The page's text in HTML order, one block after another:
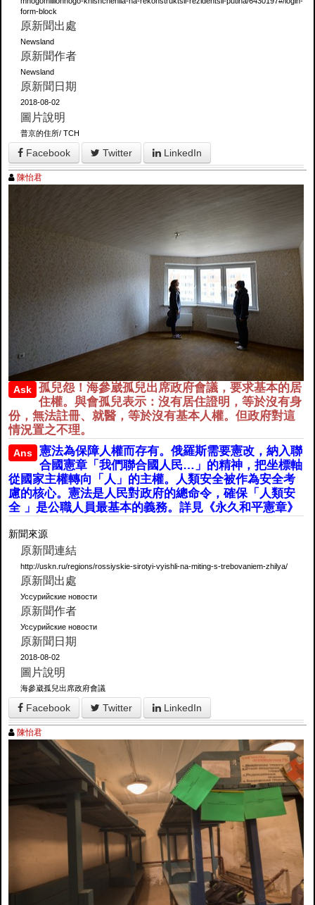
form-block
原新聞出處
Newsland
原新聞作者
Newsland
原新聞日期
2018-08-02
圖片說明
普京的住所/ ТСН
Facebook Twitter LinkedIn
陳怡君
Ask
孤兒怨！海參崴孤兒出席政府會議，要求基本的居
住權。與會孤兒表示：沒有居住證明，等於沒有身
份，無法註冊、就醫，等於沒有基本人權。但政府對這
情況置之不理。
Ans
憲法為保障人權而存有。俄羅斯需要憲改，納入聯
合國憲章「我們聯合國人民…」的精神，把坐標軸
從國家主權轉向「人」的主權。人類安全被作為安全考
慮的核心。憲法是人民對政府的總命令，確保「人類安
全 」是公職人員最基本的義務。詳見《永久和平憲章》
新聞來源
原新聞連結
http://uskn.ru/regions/rossiyskie-sirotyi-vyishli-na-miting-s-trebovaniem-zhilya/
原新聞出處
Уссурийские новости
原新聞作者
Уссурийские новости
原新聞日期
2018-08-02
圖片說明
海參崴孤兒出席政府會議
Facebook Twitter LinkedIn
陳怡君